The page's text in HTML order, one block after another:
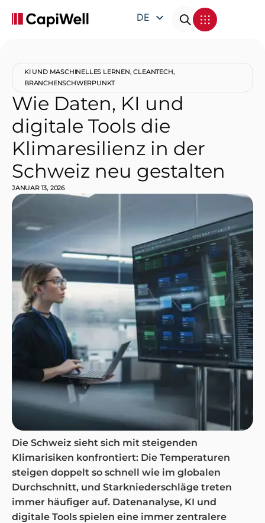
DE
IT
KI UND MASCHINELLES LERNEN,CLEANTECH,
BRANCHENSCHWERPUNKT
Wie Daten, KI und
digitale Tools die
Klimaresilienz in der
Schweiz neu gestalten
JANUAR 13, 2026
Die Schweiz sieht sich mit steigenden
Klimarisiken konfrontiert: Die Temperaturen
steigen doppelt so schnell wie im globalen
Durchschnitt, und Starkniederschläge treten
immer häufiger auf. Datenanalyse, KI und
digitale Tools spielen eine immer zentralere